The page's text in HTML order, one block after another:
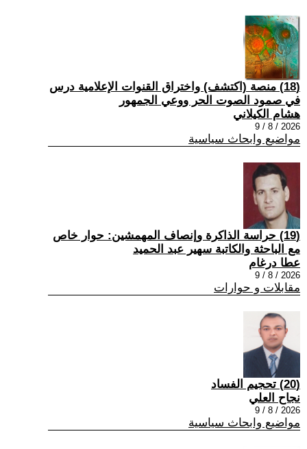
(18) منصة (اكتشف) واختراق القنوات الإعلامية درس
في صمود الصوت الحر ووعي الجمهور
هشام الكيلاني
2026 / 8 / 9
مواضيع وابحاث سياسية
(19) حراسة الذاكرة وإنصاف المهمشين: حوار خاص
مع الباحثة والكاتبة سهير عبد الحميد
عطا درغام
2026 / 8 / 9
مقابلات و حوارات
(20) تحجيم الفساد
نجاح العلي
2026 / 8 / 9
مواضيع وابحاث سياسية